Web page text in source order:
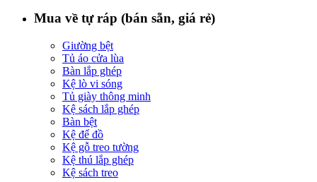
Mua về tự ráp (bán sẵn, giá rẻ)
Giường bệt
Tủ áo cửa lùa
Bàn lắp ghép
Kệ lò vi sóng
Tủ giày thông minh
Kệ sách lắp ghép
Bàn bệt
Kệ để đồ
Kệ gỗ treo tường
Kệ thú lắp ghép
Kệ sách treo